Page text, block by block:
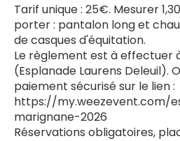
Tarif unique : 25€. Mesurer
porter : pantalon long et
de casques d'équitation.
Le règlement est à effectuer
(Esplanade Laurens Deleuil).
paiement sécurisé sur le lien :
https://my.weezevent.com/
marignane-2026
Réservations obligatoires,